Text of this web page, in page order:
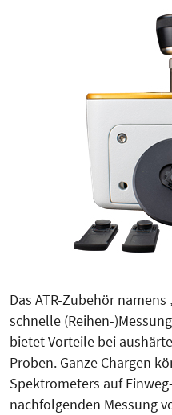
Das ATR-Zubehör
schnelle (Reihen-
bietet Vorteile bei
Proben. Ganze Chargen
Spektrometers auf
nachfolgenden Messung